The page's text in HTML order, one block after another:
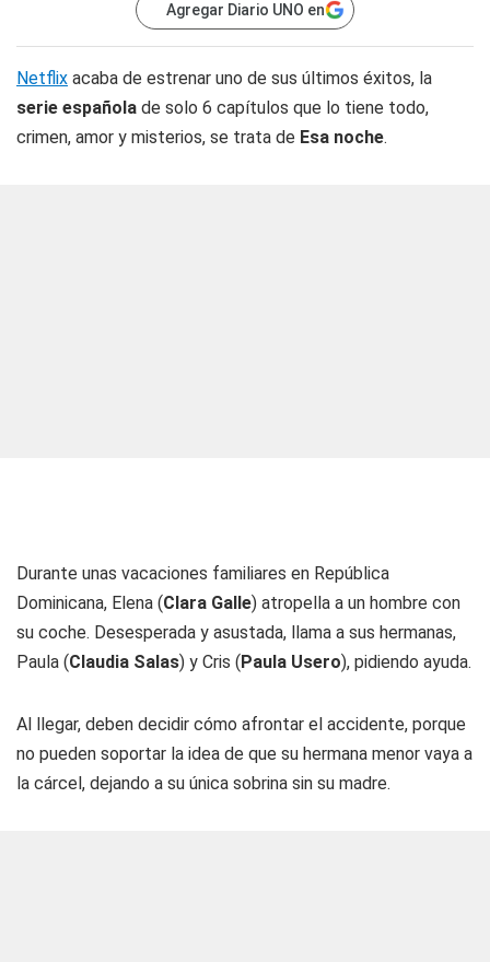
Agregar Diario UNO en
Netflix acaba de estrenar uno de sus últimos éxitos, la
serie española de solo 6 capítulos que lo tiene todo,
crimen, amor y misterios, se trata de Esa noche.
Durante unas vacaciones familiares en República
Dominicana, Elena (Clara Galle) atropella a un hombre con
su coche. Desesperada y asustada, llama a sus hermanas,
Paula (Claudia Salas) y Cris (Paula Usero), pidiendo ayuda.
Al llegar, deben decidir cómo afrontar el accidente, porque
no pueden soportar la idea de que su hermana menor vaya a
la cárcel, dejando a su única sobrina sin su madre.